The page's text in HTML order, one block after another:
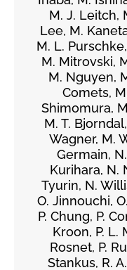
M. J. Leitch,
Lee, M.
M. L.
M. Mitrovski,
M. Nguyen,
Comets,
Shimomura,
M. T.
Wagner, M.
Germain,
Kurihara, N.
Tyurin, N.
O. Jinnouchi,
P. Chung, P.
Kroon, P. L.
Rosnet, P.
Stankus, R.